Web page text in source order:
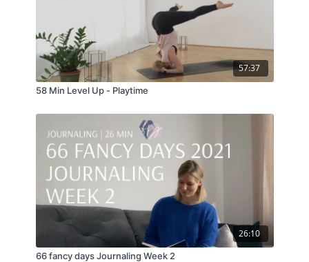
57:37
58 Min Level Up - Playtime
26:10
66 fancy days Journaling Week 2